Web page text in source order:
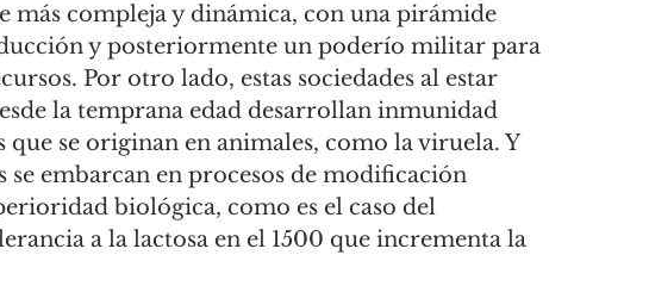
más compleja y dinámica, con una pirámide
y posteriormente un poderío militar para
Por otro lado, estas sociedades al estar
la temprana edad desarrollan inmunidad
que se originan en animales, como la viruela. Y
embarcan en procesos de modificación
biológica, como es el caso del
a la lactosa en el 1500 que incrementa la